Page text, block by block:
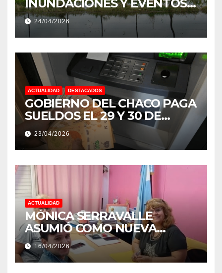
INUNDACIONES Y EVENTOS
EXTREMOS: “PODRÍA SER UN
NIÑO MUY IMPORTANTE”
24/04/2026
ACTUALIDAD DESTACADOS
GOBIERNO DEL CHACO PAGA
SUELDOS EL 29 Y 30 DE
ABRIL, CON EL 2% DE
AUMENTO
23/04/2026
ACTUALIDAD
MÓNICA SERRAVALLE
ASUMIÓ COMO NUEVA
DIRECTORA DEL E.E.S. N° 82
«RENÉ FAVALORO» DE
BASAIL.
16/04/2026